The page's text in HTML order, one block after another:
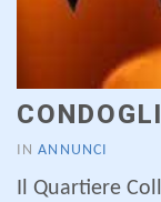
INANNUNCI
Il Quartiere